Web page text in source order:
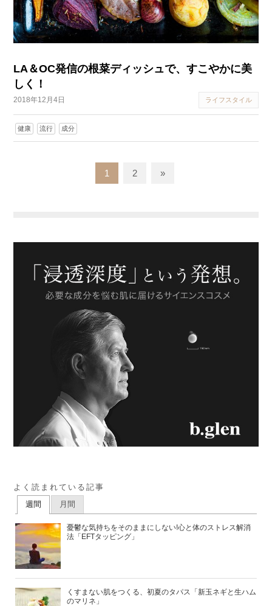
LA＆OC発信の根菜ディッシュで、すこやかに美
しく！
2018年12月4日 ライフスタイル
健康 流行 成分
1 2 »
よく読まれている記事
週間 月間
憂鬱な気持ちをそのままにしない!心と体のストレス解消
法「EFTタッピング」
くすまない肌をつくる、初夏のタパス「新玉ネギと生ハム
のマリネ」